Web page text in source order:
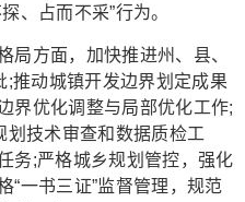
、占而不采”行为。
方面，加快推进州、县、
;推动城镇开发边界划定成果
界优化调整与局部优化工作;
划技术审查和数据质检工
务;严格城乡规划管控，强化
“一书三证”监督管理，规范